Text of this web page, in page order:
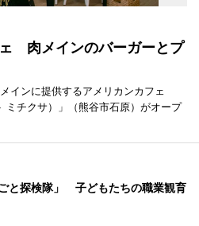
肉メインのバーガーとプ
インに提供するアメリカンカフェ
ミチクサ）」（熊谷市石原）がオープ
と探検隊」 子どもたちの職業観育